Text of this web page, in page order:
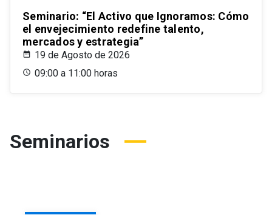
Seminario: “El Activo que Ignoramos: Cómo
el envejecimiento redefine talento,
mercados y estrategia”
19 de Agosto de 2026
09:00 a 11:00 horas
Seminarios